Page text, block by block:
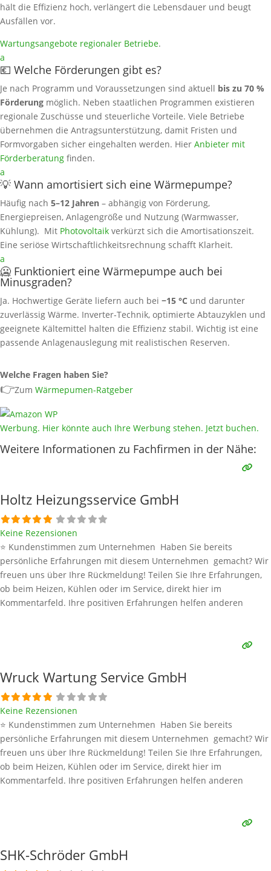
hält die Effizienz hoch, verlängert die Lebensdauer und beugt
Ausfällen vor.
Wartungsangebote regionaler Betriebe.
a
💶 Welche Förderungen gibt es?
Je nach Programm und Voraussetzungen sind aktuell bis zu 70 %
Förderung möglich. Neben staatlichen Programmen existieren
regionale Zuschüsse und steuerliche Vorteile. Viele Betriebe
übernehmen die Antragsunterstützung, damit Fristen und
Formvorgaben sicher eingehalten werden. Hier Anbieter mit
Förderberatung finden.
a
💡 Wann amortisiert sich eine Wärmepumpe?
Häufig nach 5–12 Jahren – abhängig von Förderung,
Energiepreisen, Anlagengröße und Nutzung (Warmwasser,
Kühlung). Mit Photovoltaik verkürzt sich die Amortisationszeit.
Eine seriöse Wirtschaftlichkeitsrechnung schafft Klarheit.
a
🥶 Funktioniert eine Wärmepumpe auch bei
Minusgraden?
Ja. Hochwertige Geräte liefern auch bei −15 °C und darunter
zuverlässig Wärme. Inverter‑Technik, optimierte Abtauzyklen und
geeignete Kältemittel halten die Effizienz stabil. Wichtig ist eine
passende Anlagenauslegung mit realistischen Reserven.
Welche Fragen haben Sie?
👉Zum Wärmepumen-Ratgeber
Werbung. Hier könnte auch Ihre Werbung stehen. Jetzt buchen.
Weitere Informationen zu Fachfirmen in der Nähe:
Holtz Heizungsservice GmbH
Keine Rezensionen
⭐ Kundenstimmen zum Unternehmen Haben Sie bereits
persönliche Erfahrungen mit diesem Unternehmen gemacht? Wir
freuen uns über Ihre Rückmeldung! Teilen Sie Ihre Erfahrungen,
ob beim Heizen, Kühlen oder im Service, direkt hier im
Kommentarfeld. Ihre positiven Erfahrungen helfen anderen
Wruck Wartung Service GmbH
Keine Rezensionen
⭐ Kundenstimmen zum Unternehmen Haben Sie bereits
persönliche Erfahrungen mit diesem Unternehmen gemacht? Wir
freuen uns über Ihre Rückmeldung! Teilen Sie Ihre Erfahrungen,
ob beim Heizen, Kühlen oder im Service, direkt hier im
Kommentarfeld. Ihre positiven Erfahrungen helfen anderen
SHK-Schröder GmbH